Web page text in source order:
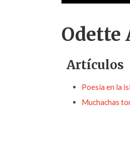
Odette
Artículos
Poesía en la
Muchachas